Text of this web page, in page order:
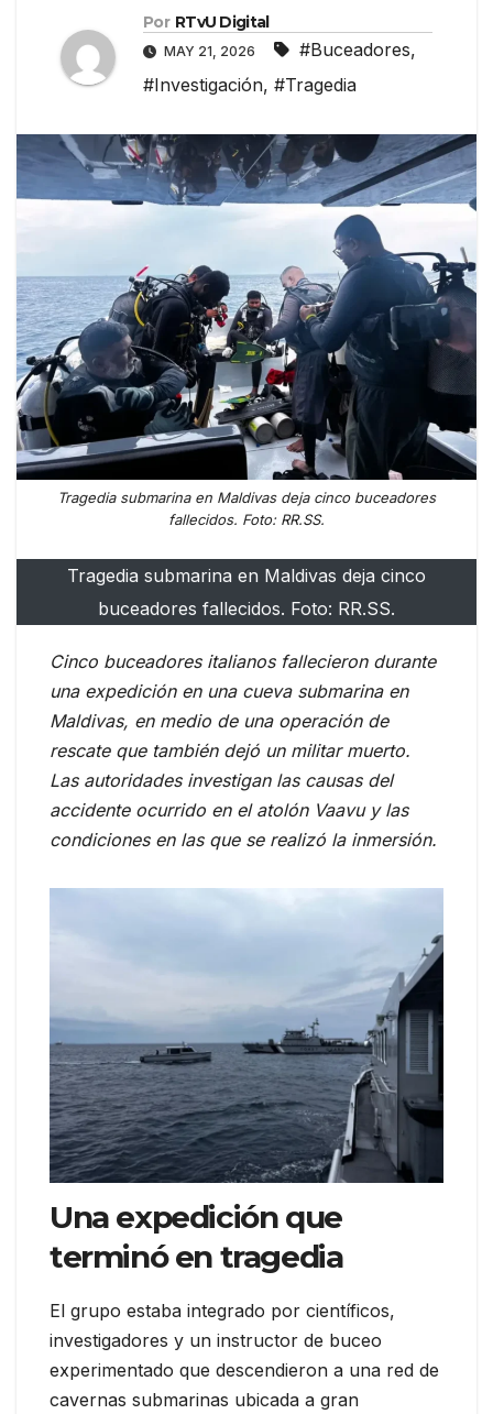
Por RTvU Digital
MAY 21, 2026 #Buceadores,
#Investigación, #Tragedia
Tragedia submarina en Maldivas deja cinco buceadores
fallecidos. Foto: RR.SS.
Tragedia submarina en Maldivas deja cinco
buceadores fallecidos. Foto: RR.SS.
Cinco buceadores italianos fallecieron durante
una expedición en una cueva submarina en
Maldivas, en medio de una operación de
rescate que también dejó un militar muerto.
Las autoridades investigan las causas del
accidente ocurrido en el atolón Vaavu y las
condiciones en las que se realizó la inmersión.
Una expedición que
terminó en tragedia
El grupo estaba integrado por científicos,
investigadores y un instructor de buceo
experimentado que descendieron a una red de
cavernas submarinas ubicada a gran